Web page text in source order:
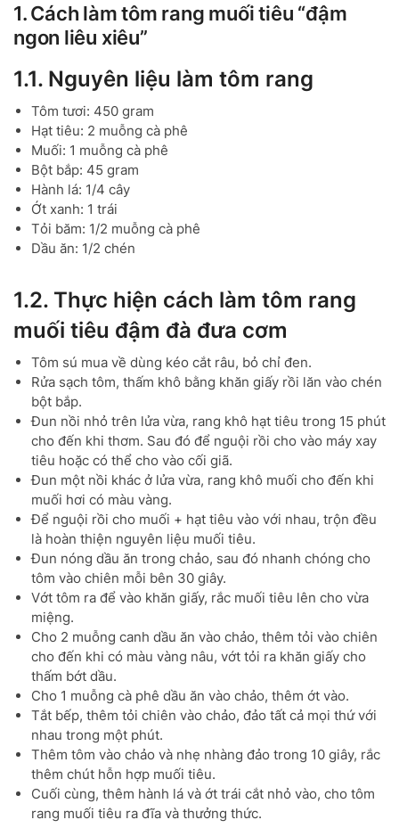
1. Cách làm tôm rang muối tiêu “đậm
ngon liêu xiêu”
1.1. Nguyên liệu làm tôm rang
Tôm tươi: 450 gram
Hạt tiêu: 2 muỗng cà phê
Muối: 1 muỗng cà phê
Bột bắp: 45 gram
Hành lá: 1/4 cây
Ớt xanh: 1 trái
Tỏi băm: 1/2 muỗng cà phê
Dầu ăn: 1/2 chén
1.2. Thực hiện cách làm tôm rang
muối tiêu đậm đà đưa cơm
Tôm sú mua về dùng kéo cắt râu, bỏ chỉ đen.
Rửa sạch tôm, thấm khô bằng khăn giấy rồi lăn vào chén
bột bắp.
Đun nồi nhỏ trên lửa vừa, rang khô hạt tiêu trong 15 phút
cho đến khi thơm. Sau đó để nguội rồi cho vào máy xay
tiêu hoặc có thể cho vào cối giã.
Đun một nồi khác ở lửa vừa, rang khô muối cho đến khi
muối hơi có màu vàng.
Để nguội rồi cho muối + hạt tiêu vào với nhau, trộn đều
là hoàn thiện nguyên liệu muối tiêu.
Đun nóng dầu ăn trong chảo, sau đó nhanh chóng cho
tôm vào chiên mỗi bên 30 giây.
Vớt tôm ra để vào khăn giấy, rắc muối tiêu lên cho vừa
miệng.
Cho 2 muỗng canh dầu ăn vào chảo, thêm tỏi vào chiên
cho đến khi có màu vàng nâu, vớt tỏi ra khăn giấy cho
thấm bớt dầu.
Cho 1 muỗng cà phê dầu ăn vào chảo, thêm ớt vào.
Tắt bếp, thêm tỏi chiên vào chảo, đảo tất cả mọi thứ với
nhau trong một phút.
Thêm tôm vào chảo và nhẹ nhàng đảo trong 10 giây, rắc
thêm chút hỗn hợp muối tiêu.
Cuối cùng, thêm hành lá và ớt trái cắt nhỏ vào, cho tôm
rang muối tiêu ra đĩa và thưởng thức.